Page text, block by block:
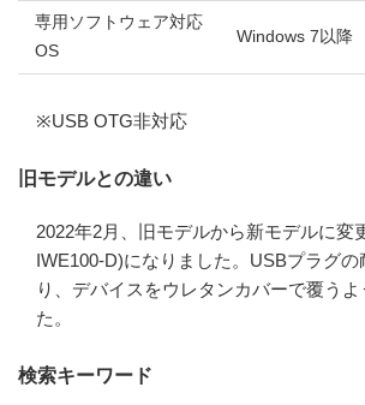
専用ソフトウェア対応
OS
Windows 7以降
※USB OTG非対応
旧モデルとの違い
2022年2月、旧モデルから新モデルに変
IWE100-D)になりました。USBプラグ
り、デバイスをウレタンカバーで覆うよ
た。
検索キーワード